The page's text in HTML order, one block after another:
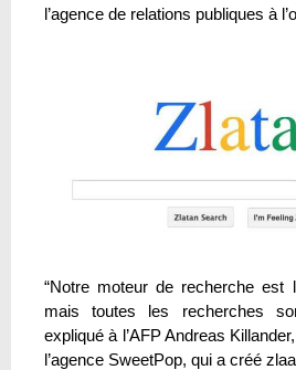
l’agence de relations publiques à
“Notre moteur de recherche est
mais toutes les recherches
expliqué à l’AFP Andreas
l’agence SweetPop, qui a créé